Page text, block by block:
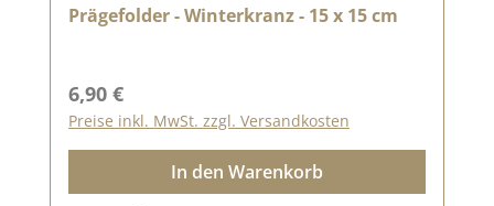
Prägefolder - Winterkranz - 15 x 15 cm
Regulärer Preis:
6,90 €
Preise inkl. MwSt. zzgl. Versandkosten
In den Warenkorb